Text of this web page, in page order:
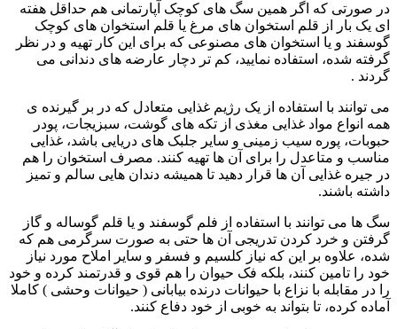
در صورتی که اگر همین سگ های کوچک آپارتمانی هم حداقل هفته
ای یک بار از قلم استخوان های مرغ یا قلم استخوان های کوچک
گوسفند و یا استخوان های مصنوعی که برای این کار تهیه و در نظر
گرفته شده، استفاده نمایید، کم تر دچار عارضه های دندانی می
گردند .
می توانند با استفاده از یک رژیم غذایی متعادل که در بر گیرنده ی
همه انواع مواد غذایی مغذی از تکه های گوشت، سبزیجات، پودر
حبوبات، پوره سیب زمینی و سایر جلبک های دریایی باشد، غذایی
مناسب و متاعدل را برای آن ها تهیه کنند. مصرف استخوان را هم
در جیره غذایی آن ها قرار دهید تا همیشه دندان هایی سالم و تمیز
داشته باشند.
سگ ها می توانند با استفاده از فلم گوسفند و یا قلم گوساله و گاز
گرفتن و خرد کردن تدریجی آن ها حتی به صورت سرگرمی هم که
شده، علاوه بر این که نیاز کلسیم و فسفر و سایر املاح مورد نیاز
خود را تامین کنند، بلکه فک حیوان را هم قوی و قدرتمند کرده و خود
را در مقابله با نزاع با حیوانات درنده بیابانی ( حیوانات وحشی ) کاملا
آماده کرده، تا بتواند به خوبی از خود دفاع کنند.